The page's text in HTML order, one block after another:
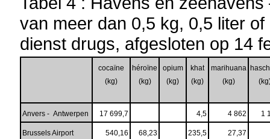
van meer dan 0,5 kg, 0,5 liter
dienst drugs, afgesloten op 14
cocaïne
(kg)
héroïne
(kg)
opium
(kg)
khat
(kg)
marihuana
(kg)
Anvers - Antwerpen 17 699,7 4,5 4 862 1
Brussels Airport 540,16 68,23 235,5 27,37